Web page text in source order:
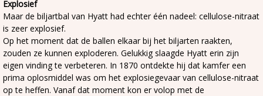
Explosief
Maar de biljartbal van Hyatt had echter één nadeel: cellulose-nitraat
is zeer explosief.
Op het moment dat de ballen elkaar bij het biljarten raakten,
zouden ze kunnen exploderen. Gelukkig slaagde Hyatt erin zijn
eigen vinding te verbeteren. In 1870 ontdekte hij dat kamfer een
prima oplosmiddel was om het explosiegevaar van cellulose-nitraat
op te heffen. Vanaf dat moment kon er volop met de